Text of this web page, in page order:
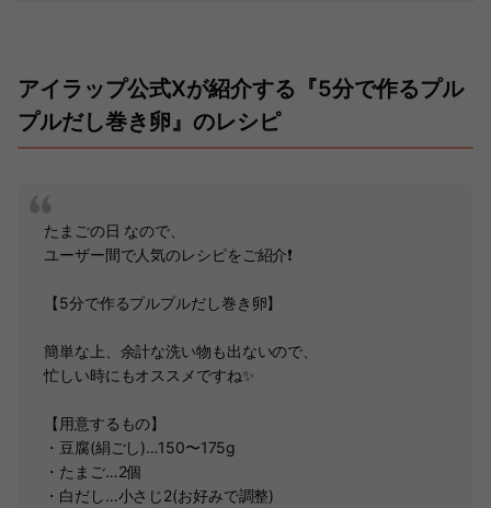
アイラップ公式Xが紹介する『5分で作るプル
プルだし巻き卵』のレシピ
たまごの日 なので、
ユーザー間で人気のレシピをご紹介❗️
【5分で作るプルプルだし巻き卵】
簡単な上、余計な洗い物も出ないので、
忙しい時にもオススメですね✨
【用意するもの】
・豆腐(絹ごし)…150〜175g
・たまご…2個
・白だし…小さじ2(お好みで調整)